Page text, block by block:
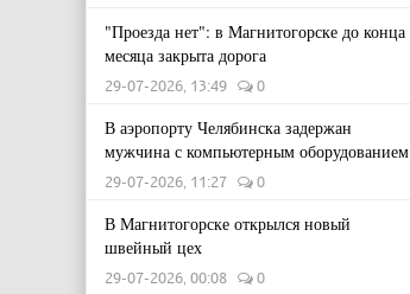
"Проезда нет": в Магнитогорске до конца
месяца закрыта дорога
29-07-2026, 13:49 0
В аэропорту Челябинска задержан
мужчина с компьютерным оборудованием
29-07-2026, 11:27 0
В Магнитогорске открылся новый
швейный цех
29-07-2026, 00:08 0